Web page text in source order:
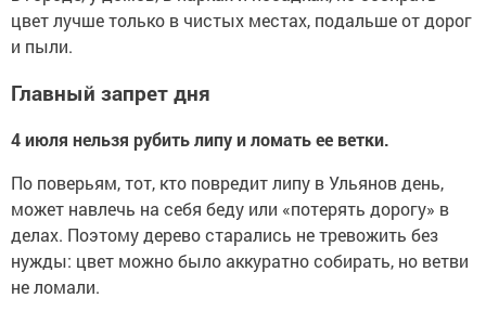
цвет лучше только в чистых местах, подальше от дорог
и пыли.
Главный запрет дня
4 июля нельзя рубить липу и ломать ее ветки.
По поверьям, тот, кто повредит липу в Ульянов день,
может навлечь на себя беду или «потерять дорогу» в
делах. Поэтому дерево старались не тревожить без
нужды: цвет можно было аккуратно собирать, но ветви
не ломали.